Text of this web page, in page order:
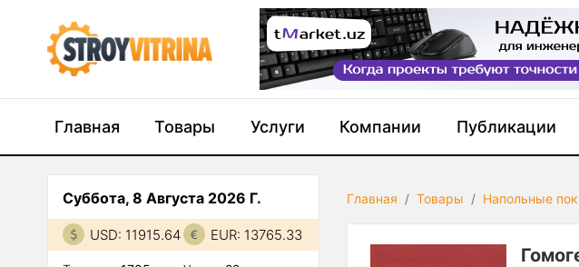
Главная Товары Услуги Компании Публикации
Главная Товары Напольные
Суббота, 8 Августа 2026 Г.
USD: 11915.64 EUR: 13765.33